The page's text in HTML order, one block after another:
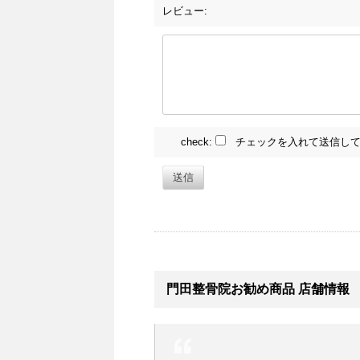
レビュー:
check: チェックを入れて送信して
送信
門田整骨院お勧め商品 店舗情報